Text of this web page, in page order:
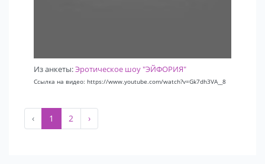
Из анкеты:Эротическое шоу "ЭЙФОРИЯ"
Ссылка на видео: https://www.youtube.com/watch?v=Gk7dh3VA__8
‹ 1 2 ›